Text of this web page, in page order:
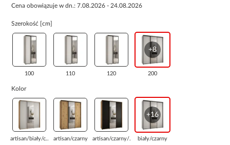
Cena obowiązuje w dn.: 7.08.2026 - 24.08.2026
Szerokość [cm]
100 110 120
+8
200
Kolor
artisan/biały/c... artisan/czarny artisan/czarny/...
+16
biały/czarny